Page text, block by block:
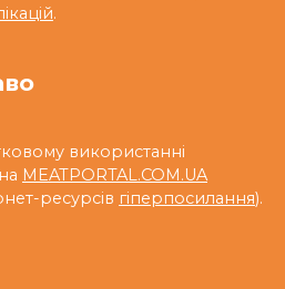
.
використанні
MEATPORTAL.COM.UA
ресурсів гіперпосилання).